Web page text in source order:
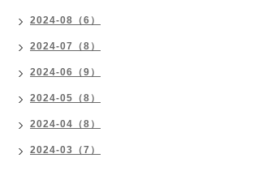
2024-08（6）
2024-07（8）
2024-06（9）
2024-05（8）
2024-04（8）
2024-03（7）